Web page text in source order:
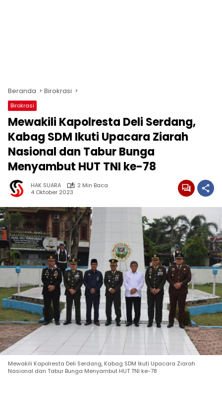
Beranda Birokrasi
Birokrasi
Mewakili Kapolresta Deli Serdang,
Kabag SDM Ikuti Upacara Ziarah
Nasional dan Tabur Bunga
Menyambut HUT TNI ke-78
HAK SUARA
2 Min Baca
4 Oktober 2023
Mewakili Kapolresta Deli Serdang, Kabag SDM Ikuti Upacara Ziarah
Nasional dan Tabur Bunga Menyambut HUT TNI ke-78